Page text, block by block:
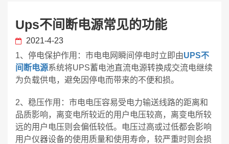
Ups不间断电源常见的功能
2021-4-23
1、停电保护作用：市电电网瞬间停电时立即由UPS不
间断电源系统将UPS蓄电池直流电源转换成交流电继续
为负载供电，避免因停电而带来的不便和损。
2、稳压作用：市电电压容易受电力输送线路的距离和
品质影响，离变电所较近的用户电压较高，离变电所较
远的用户电压则会偏低较低。电压过高或过低都会影响
用户仪器设备的使用质量和使用寿命，较严重时则会损